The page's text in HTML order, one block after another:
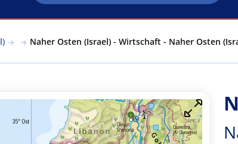
Naher Osten (Israel) - Wirtschaft - Naher Osten